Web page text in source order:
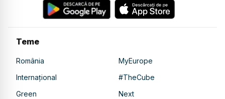
Teme
România
MyEurope
Internațional
#TheCube
Green
Next